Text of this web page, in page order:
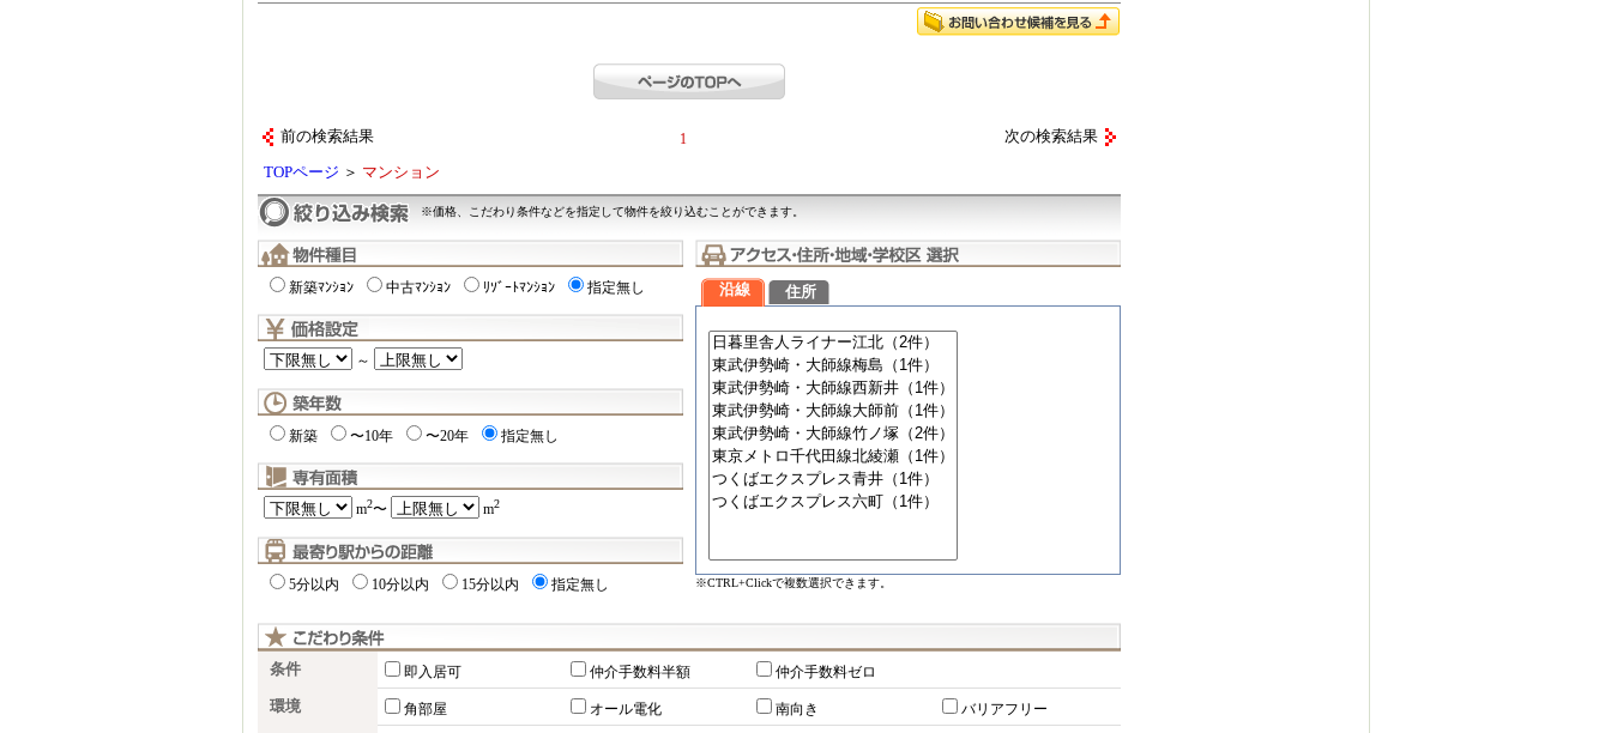
前の検索結果 1 次の検索結果
TOPページ ＞ マンション
※価格、こだわり条件などを指定して物件を絞り込むことができます。
新築ﾏﾝｼｮﾝ 中古ﾏﾝｼｮﾝ ﾘｿﾞｰﾄﾏﾝｼｮﾝ 指定無し
～
新築 〜10年 〜20年 指定無し
m2〜 m2
5分以内 10分以内 15分以内 指定無し
沿線 住所
※CTRL+Clickで複数選択できます。
条件 即入居可 仲介手数料半額 仲介手数料ゼロ
環境 角部屋 オール電化 南向き バリアフリー